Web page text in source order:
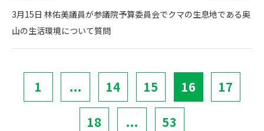
3月15日 林佑美議員が参議院予算委員会でクマの生息地である奥
山の生活環境について質問
1 ... 14 15 16 17
18 ... 53